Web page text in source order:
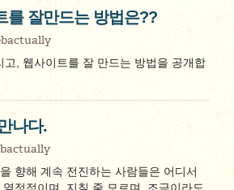
를 잘만드는 방법은??
고, 웹사이트를 잘 만드는 방법을 공개합
나다.
향해 계속 전진하는 사람들은 어디서